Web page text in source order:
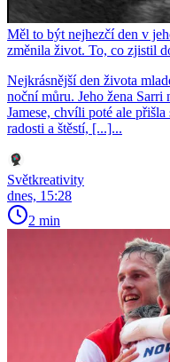
Měl to být nejhezčí den v
změnila život. To, co zjistil
Nejkrásnější den života
noční můru. Jeho žena Sarri
Jamese, chvíli poté ale
radosti a štěstí, [...]...
Světkreativity
dnes, 15:28
2 min